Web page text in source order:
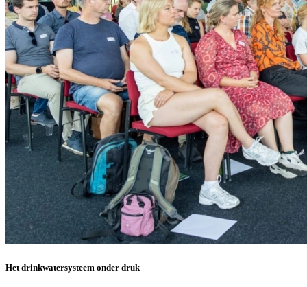
Het drinkwatersysteem onder druk